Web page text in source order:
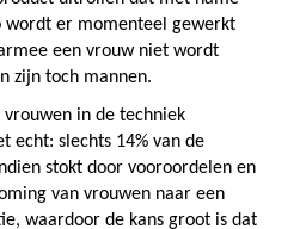
wordt er momenteel gewerkt
een vrouw niet wordt
zijn toch mannen.
in de techniek
echt: slechts 14% van de
stokt door vooroordelen en
van vrouwen naar een
waardoor de kans groot is dat